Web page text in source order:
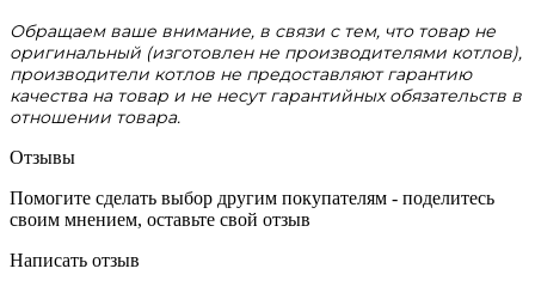
Обращаем ваше внимание, в связи с тем, что товар не
оригинальный (изготовлен не производителями котлов),
производители котлов не предоставляют гарантию
качества на товар и не несут гарантийных обязательств в
отношении товара.
Отзывы
Помогите сделать выбор другим покупателям - поделитесь
своим мнением, оставьте свой отзыв
Написать отзыв